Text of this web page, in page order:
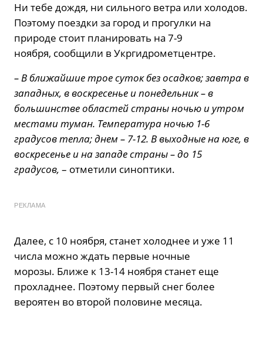
Ни тебе дождя, ни сильного ветра или холодов.
Поэтому поездки за город и прогулки на
природе стоит планировать на 7-9
ноября, сообщили в Укргидрометцентре.
– В ближайшие трое суток без осадков; завтра в
западных, в воскресенье и понедельник – в
большинстве областей страны ночью и утром
местами туман. Температура ночью 1-6
градусов тепла; днем – 7-12. В выходные на юге, в
воскресенье и на западе страны – до 15
градусов, – отметили синоптики.
РЕКЛАМА
Далее, с 10 ноября, станет холоднее и уже 11
числа можно ждать первые ночные
морозы. Ближе к 13-14 ноября станет еще
прохладнее. Поэтому первый снег более
вероятен во второй половине месяца.